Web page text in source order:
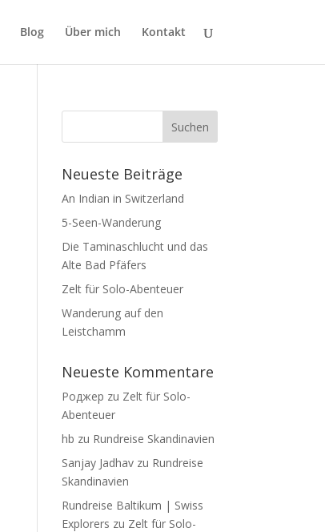
Blog Über mich Kontakt
Neueste Beiträge
An Indian in Switzerland
5-Seen-Wanderung
Die Taminaschlucht und das
Alte Bad Pfäfers
Zelt für Solo-Abenteuer
Wanderung auf den
Leistchamm
Neueste Kommentare
Роджер zu Zelt für Solo-
Abenteuer
hb zu Rundreise Skandinavien
Sanjay Jadhav zu Rundreise
Skandinavien
Rundreise Baltikum | Swiss
Explorers zu Zelt für Solo-